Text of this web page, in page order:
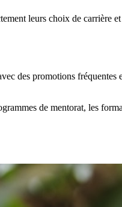
leurs choix de carrière
des promotions fréquentes
de mentorat, les